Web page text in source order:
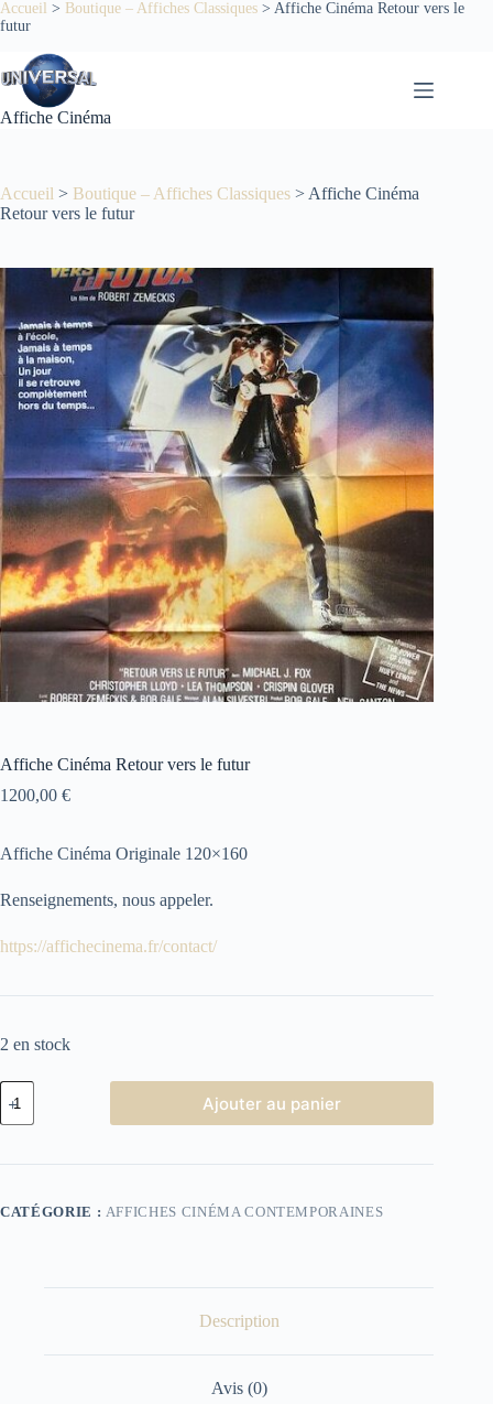
Passer
au
Accueil > Boutique – Affiches Classiques > Affiche Cinéma Retour vers le
futur
Affiche Cinéma
Accueil > Boutique – Affiches Classiques > Affiche Cinéma
Retour vers le futur
Affiche Cinéma Retour vers le futur
1200,00 €
Affiche Cinéma Originale 120×160
Renseignements, nous appeler.
https://affichecinema.fr/contact/
2 en stock
quantité
de
Affiche
Retour
futur
Ajouter au panier
CATÉGORIE : AFFICHES CINÉMA CONTEMPORAINES
Description
Avis (0)